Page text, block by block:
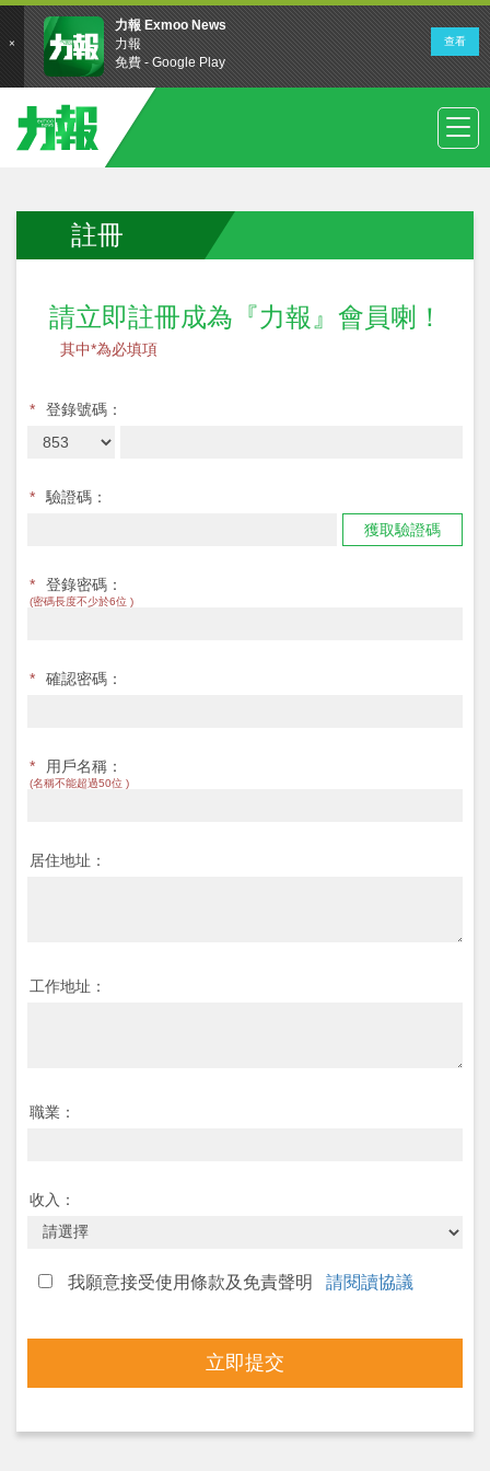
註冊
請立即註冊成為『力報』會員喇！
其中*為必填項
* 登錄號碼：
*
驗證碼：
獲取驗證碼
* 登錄密碼：
(密碼長度不少於6位 )
* 確認密碼：
* 用戶名稱：
(名稱不能超過50位 )
居住地址：
工作地址：
職業：
收入：
我願意接受使用條款及免責聲明 請閱讀協議